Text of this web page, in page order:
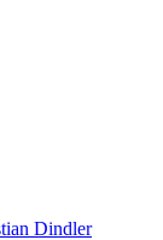
Dindler